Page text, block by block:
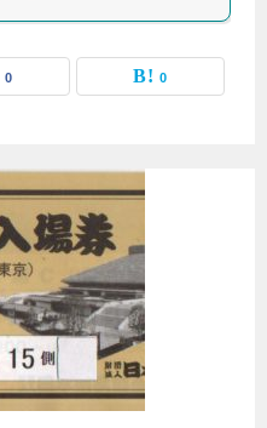
0 0